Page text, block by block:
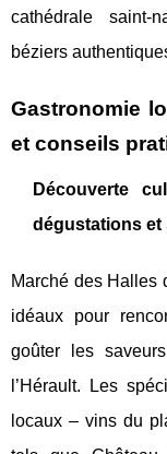
cathédrale saint-
béziers
Gastronomie
et conseils
Découverte
dégustations et
Marché des Halles
idéaux pour
goûter les
l’Hérault. Les
locaux – vins du